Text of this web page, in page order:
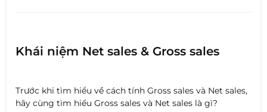
Khái niệm Net sales & Gross sales
Trước khi tìm hiểu về cách tính Gross sales và Net sales,
hãy cùng tìm hiểu Gross sales và Net sales là gì?